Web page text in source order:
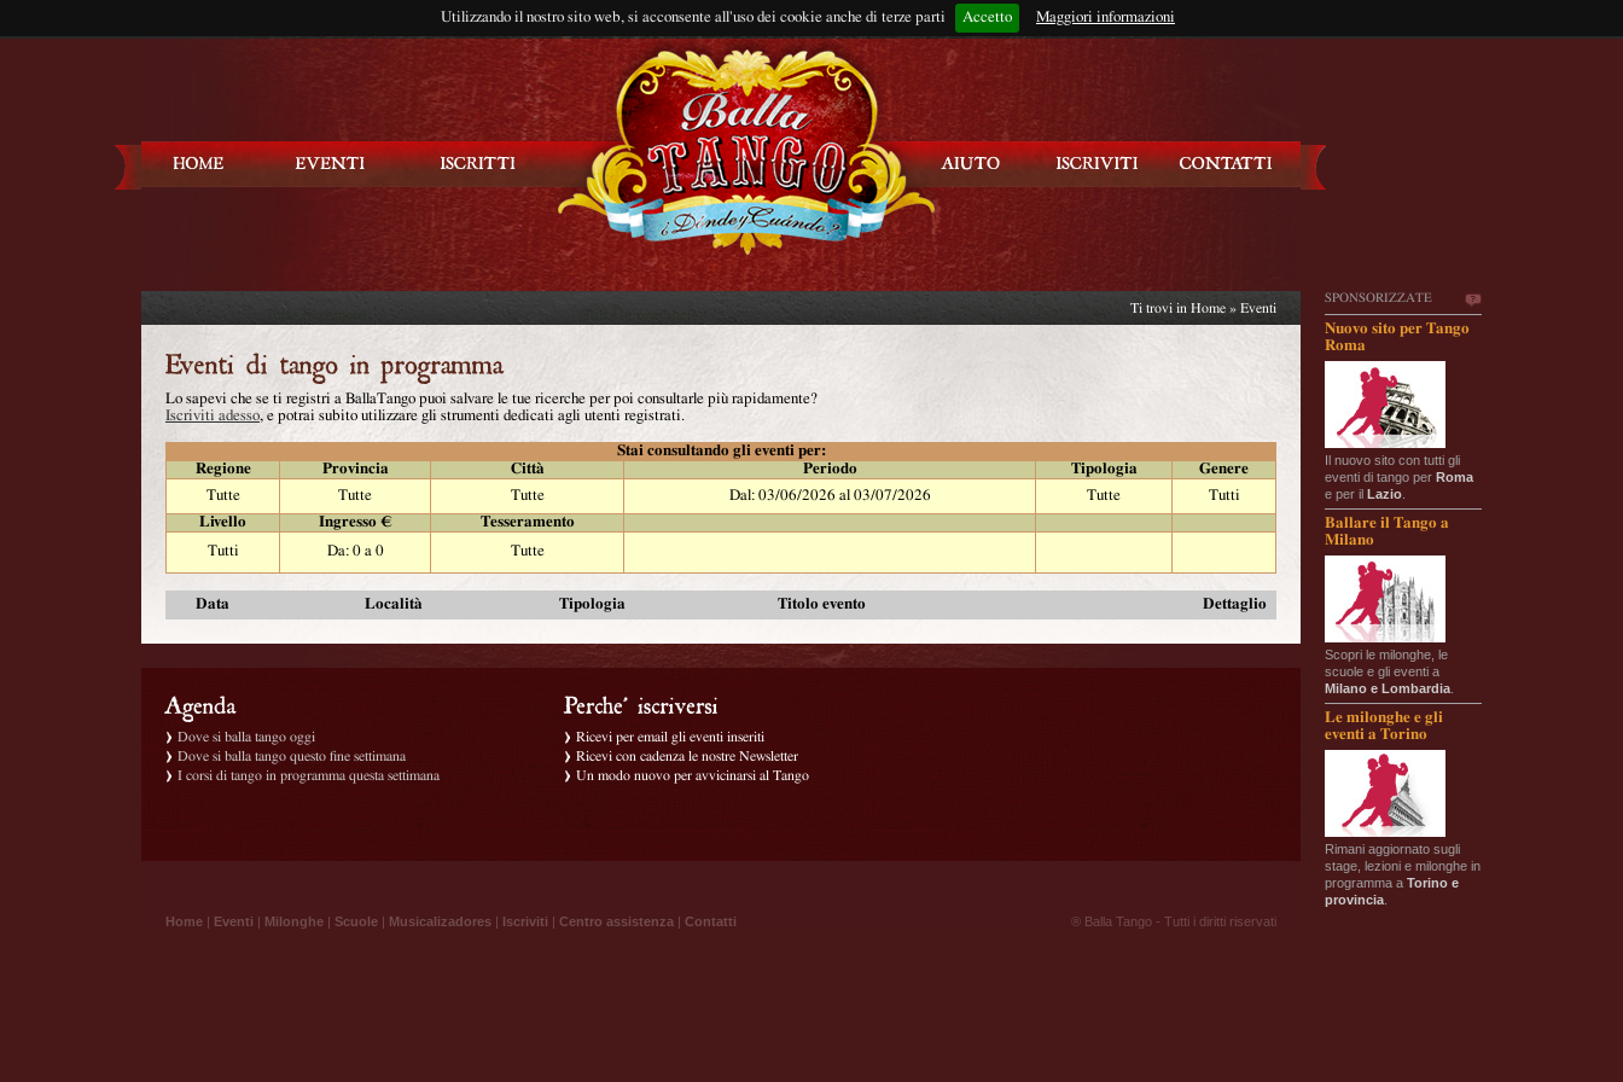
Utilizzando il nostro sito web, si acconsente all'uso dei cookie anche di terze parti Accetto Maggiori informazioni
Rimani connesso?
SPONSORIZZATE
Nuovo sito per Tango
Roma
Il nuovo sito con tutti gli
eventi di tango per Roma
e per il Lazio
Ballare il Tango a
Milano
Scopri le milonghe, le
scuole e gli eventi a
Milano e Lombardia
Le milonghe e gli
eventi a Torino
Rimani aggiornato sugli
stage, lezioni e milonghe in
programma a Torino e
provincia
Ti trovi in Home » Eventi
Lo sapevi che se ti registri a BallaTango puoi salvare le tue ricerche per poi consultarle più rapidamente?
Iscriviti adesso, e potrai subito utilizzare gli strumenti dedicati agli utenti registrati.
Stai consultando gli eventi per:
Regione
Provincia Città Periodo Tipologia
Genere
Tutte
Tutte Tutte Dal: 03/06/2026 al 03/07/2026 Tutte
Tutti
Livello
Ingresso €
Tesseramento
Tutti
Da: 0 a 0 Tutte
Data Località Tipologia Titolo evento Dettaglio
Dove si balla tango oggi
Dove si balla tango questo fine settimana
I corsi di tango in programma questa settimana
Ricevi per email gli eventi inseriti
Ricevi con cadenza le nostre Newsletter
Un modo nuovo per avvicinarsi al Tango
Home | Eventi | Milonghe | Scuole | Musicalizadores | Iscriviti | Centro assistenza | Contatti ® Balla Tango - Tutti i diritti riservati